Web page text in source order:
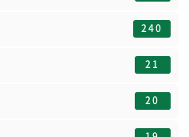
240
21
20